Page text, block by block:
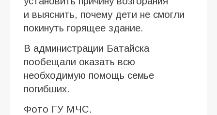
и выяснить, почему дети не смогли
покинуть горящее здание.
В администрации Батайска
пообещали оказать всю
необходимую помощь семье
погибших.
Фото ГУ МЧС.